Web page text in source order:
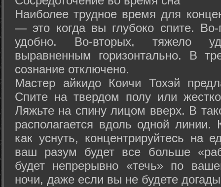
Наиболее трудное время для
— это когда вы глубоко спите.
удобно. Во-вторых, тяжело
выравненным горизонтально. В
сознание отключено.
Мастер айкидо Коичи Тохэй
Спите на твердом полу или
Ляжьте на спину лицом вверх. В
располагается вдоль одной
как уснуть, концентрируйтесь на
ваш разум будет все больше
будет непрерывно «течь» по
ночи, даже если вы не будете